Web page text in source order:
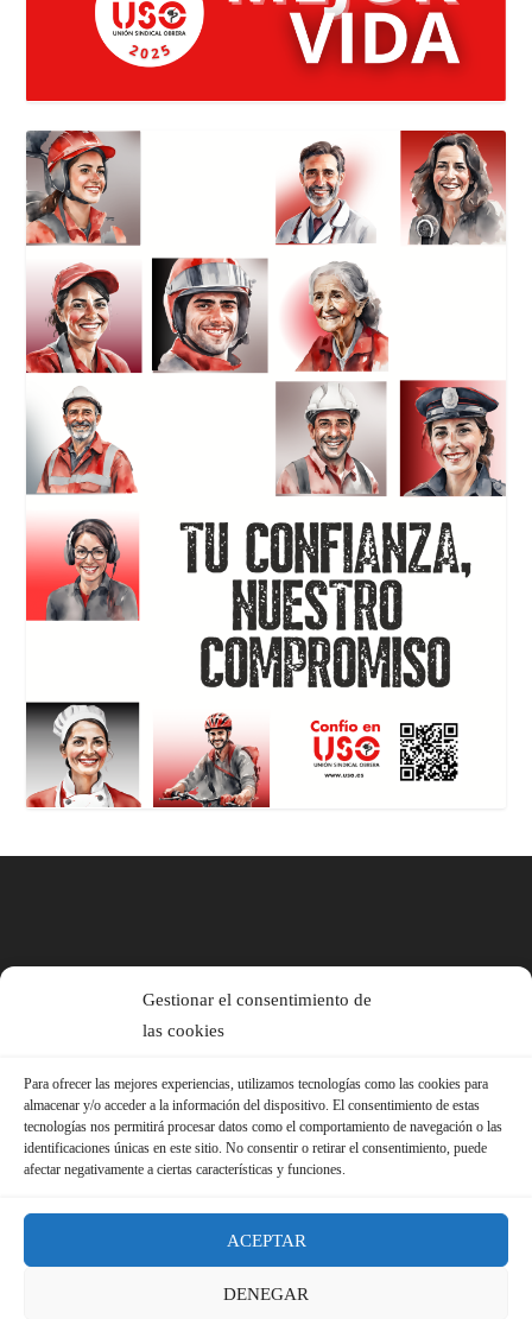
Gestionar el consentimiento de
las cookies
Para ofrecer las mejores experiencias, utilizamos tecnologías como las cookies para
almacenar y/o acceder a la información del dispositivo. El consentimiento de estas
tecnologías nos permitirá procesar datos como el comportamiento de navegación o las
identificaciones únicas en este sitio. No consentir o retirar el consentimiento, puede
afectar negativamente a ciertas características y funciones.
ACEPTAR
DENEGAR